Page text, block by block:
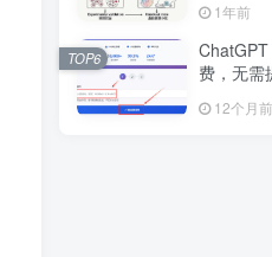
1年前
费，无需
12个月前
TOP6